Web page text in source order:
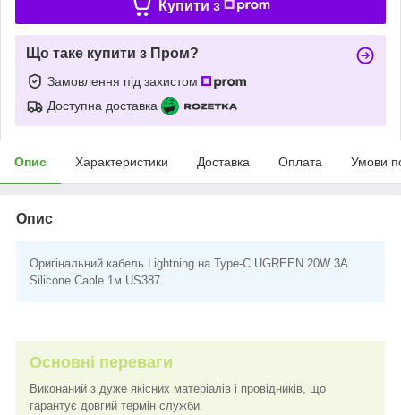
Купити з
Що таке купити з Пром?
Замовлення під захистом
Доступна доставка
Опис Характеристики Доставка Оплата Умови
Опис
Оригінальний кабель Lightning на Type-C UGREEN 20W 3A
Silicone Cable 1м US387.
Основні переваги
Виконаний з дуже якісних матеріалів і провідників, що
гарантує довгий термін служби.